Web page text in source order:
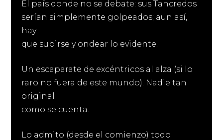
El país donde no se debate: sus Tancredos
serían simplemente golpeados; aun así,
hay
que subirse y ondear lo evidente.
Un escaparate de excéntricos al alza (si lo
raro no fuera de este mundo). Nadie tan
original
como se cuenta.
Lo admito (desde el comienzo) todo